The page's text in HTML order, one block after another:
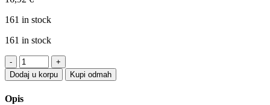
161 in stock
161 in stock
Toping
Fabbri
Bijela
čokolada
Dodaj u korpu Kupi odmah
Opis